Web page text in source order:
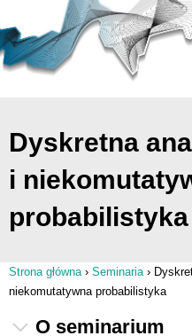
Dyskretna
i
probabilistyka
Jesteś tutaj
Strona główna› Seminaria›
niekomutatywna probabilistyka
O seminarium